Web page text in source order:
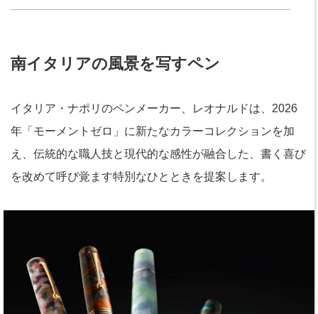
南イタリアの風景を写すペン
イタリア・ナポリのペンメーカー、レオナルドは、2026
年「モーメントゼロ」に新たなカラーコレクションを加
え、伝統的な職人技と現代的な感性が融合した、書く喜び
を改めて呼び覚ます特別なひとときを提案します。